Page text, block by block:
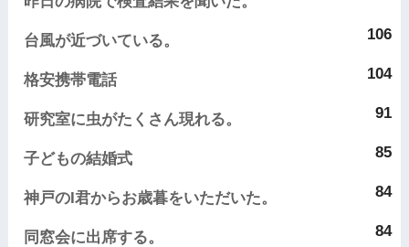
106
台風が近づいている。
104
格安携帯電話
91
研究室に虫がたくさん現れる。
85
子どもの結婚式
84
神戸のI君からお歳暮をいただいた。
84
同窓会に出席する。